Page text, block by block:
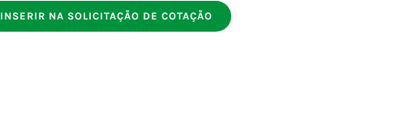
INSERIR NA SOLICITAÇÃO DE COTAÇÃO